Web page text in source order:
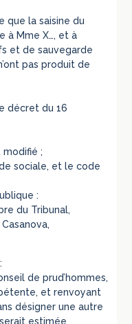
que la saisine du
à Mme X…, et à
et de sauvegarde
pas produit de
décret du 16
;
sociale, et le code
:
du Tribunal,
de prud’hommes,
et renvoyant
désigner une autre
estimée